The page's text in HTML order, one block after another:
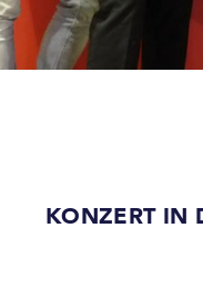
KONZERT IN